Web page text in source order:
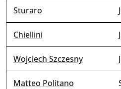
Sturaro
Chiellini
Wojciech Szczesny
Matteo Politano